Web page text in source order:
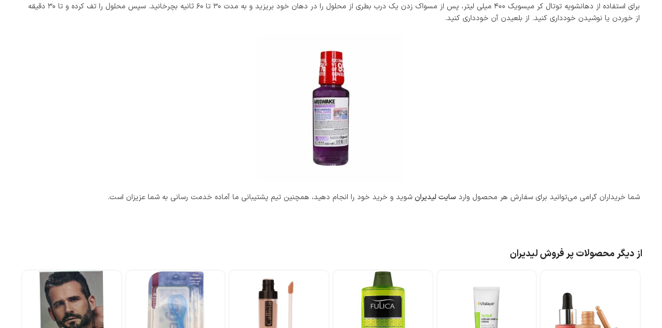
برای استفاده از دهانشویه توتال کر میسویک ۴۰۰ میلی لیتر، پس از مسواک زدن یک درب بطری از محلول را در دهان خود بریزید و به مدت ۳۰ تا ۶۰ ثانیه بچرخانید. سپس محلول را تف کرده و تا ۳۰ دقیقه
از خوردن یا نوشیدن خودداری کنید. از بلعیدن آن خودداری کنید.
شما خریداران گرامی می‌توانید برای سفارش هر محصول وارد سایت لیدیران شوید و خرید خود را انجام دهید، همچنین تیم پشتیبانی ما آماده خدمت رسانی به شما عزیزان است.
از دیگر محصولات پر فروش لیدیران